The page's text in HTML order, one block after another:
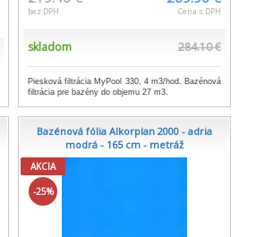
bez DPH Cena s DPH
skladom 284.10 €
Piesková filtrácia MyPool 330, 4 m3/hod. Bazénová
filtrácia pre bazény do objemu 27 m3.
Bazénová fólia Alkorplan 2000 - adria
modrá - 165 cm - metráž
AKCIA
-25%